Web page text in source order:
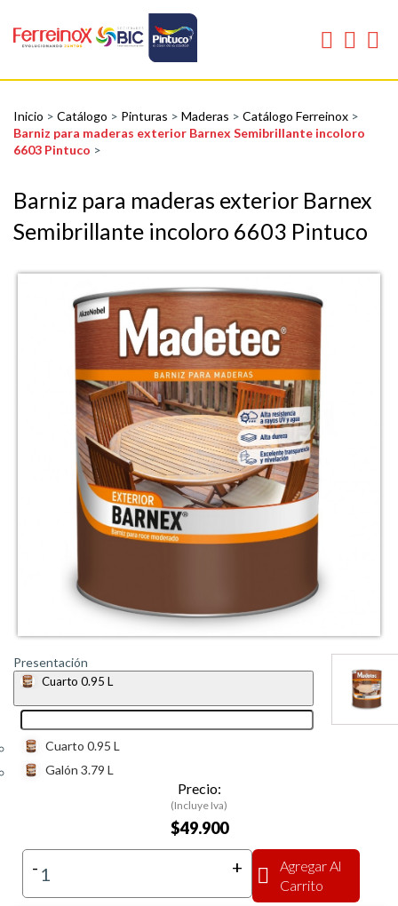
Inicio > Catálogo > Pinturas > Maderas > Catálogo Ferreinox >
Barniz para maderas exterior Barnex Semibrillante incoloro
6603 Pintuco >
Barniz para maderas exterior Barnex
Semibrillante incoloro 6603 Pintuco
Presentación
Cuarto 0.95 L
Cuarto 0.95 L
Galón 3.79 L
Precio:
(Incluye Iva)
$49.900
- +
Agregar Al
Carrito